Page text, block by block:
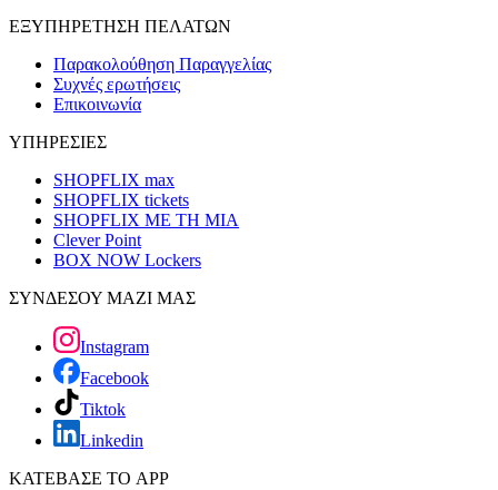
ΕΞΥΠΗΡΕΤΗΣΗ ΠΕΛΑΤΩΝ
Παρακολούθηση Παραγγελίας
Συχνές ερωτήσεις
Επικοινωνία
ΥΠΗΡΕΣΙΕΣ
SHOPFLIX max
SHOPFLIX tickets
SHOPFLIX ΜΕ ΤΗ ΜΙΑ
Clever Point
BOX NOW Lockers
ΣΥΝΔΕΣΟΥ ΜΑΖΙ ΜΑΣ
Instagram
Facebook
Tiktok
Linkedin
ΚΑΤΕΒΑΣΕ ΤΟ APP